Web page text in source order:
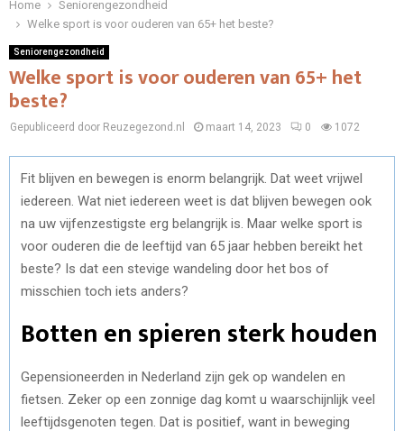
Home
Seniorengezondheid
Welke sport is voor ouderen van 65+ het beste?
Seniorengezondheid
Welke sport is voor ouderen van 65+ het
beste?
Gepubliceerd door Reuzegezond.nl maart 14, 2023 0 1072
Fit blijven en bewegen is enorm belangrijk. Dat weet vrijwel
iedereen. Wat niet iedereen weet is dat blijven bewegen ook
na uw vijfenzestigste erg belangrijk is. Maar welke sport is
voor ouderen die de leeftijd van 65 jaar hebben bereikt het
beste? Is dat een stevige wandeling door het bos of
misschien toch iets anders?
Botten en spieren sterk houden
Gepensioneerden in Nederland zijn gek op wandelen en
fietsen. Zeker op een zonnige dag komt u waarschijnlijk veel
leeftijdsgenoten tegen. Dat is positief, want in beweging